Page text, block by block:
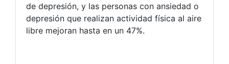
de depresión, y las personas con ansiedad o
depresión que realizan actividad física al aire
libre mejoran hasta en un 47%.